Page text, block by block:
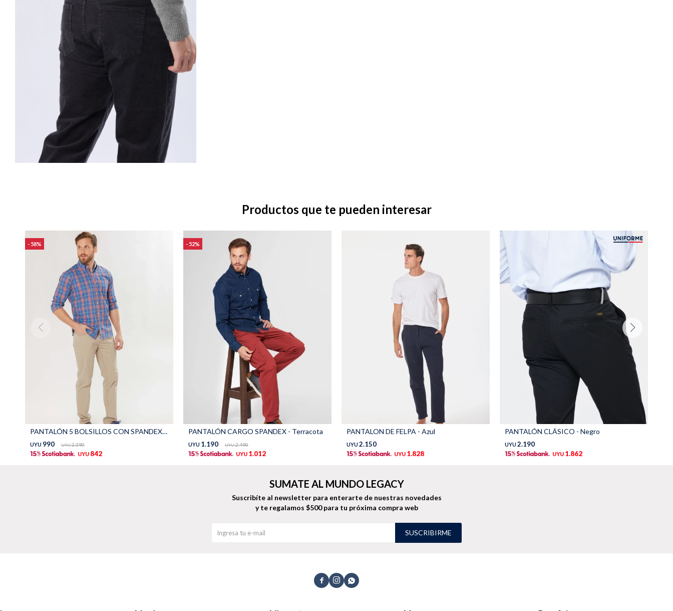
Productos que te pueden interesar
58
PANTALÓN 5 BOLSILLOS CON SPANDEX - Beige
UYU 990 UYU 2.390
UYU 842
52
PANTALÓN CARGO SPANDEX - Terracota
UYU 1.190 UYU 2.490
UYU 1.012
PANTALON DE FELPA - Azul
UYU 2.150
UYU 1.828
PANTALÓN CLÁSICO - Negro
UYU 2.190
UYU 1.862
  
SUMATE AL MUNDO LEGACY
Suscribíte al newsletter para enterarte de nuestras novedades
y te regalamos $500 para tu próxima compra web
SUSCRIBIRME